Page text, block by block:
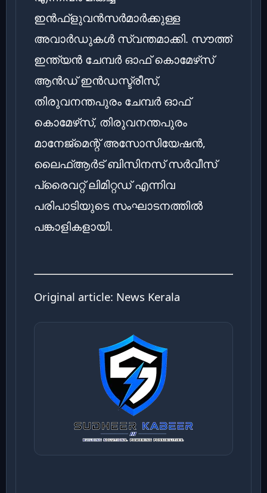
ഇൻഫ്‌ളുവൻസർമാർക്കുള്ള
അവാർഡുകൾ സ്വന്തമാക്കി. സൗത്ത്
ഇന്ത്യൻ ചേമ്പർ ഓഫ് കൊമേഴ്‌സ്
ആൻഡ് ഇൻഡസ്ട്രീസ്,
തിരുവനന്തപുരം ചേമ്പർ ഓഫ്
കൊമേഴ്‌സ്, തിരുവനന്തപുരം
മാനേജ്‌മെന്റ് അസോസിയേഷൻ,
ലൈഫ്ആർട് ബിസിനസ് സർവീസ്
പ്രൈവറ്റ് ലിമിറ്റഡ് എന്നിവ
പരിപാടിയുടെ സംഘാടനത്തിൽ
പങ്കാളികളായി.
Original article: News Kerala